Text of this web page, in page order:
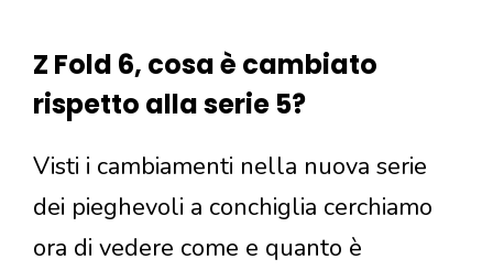
Z Fold 6, cosa è cambiato
rispetto alla serie 5?
Visti i cambiamenti nella nuova serie
dei pieghevoli a conchiglia cerchiamo
ora di vedere come e quanto è